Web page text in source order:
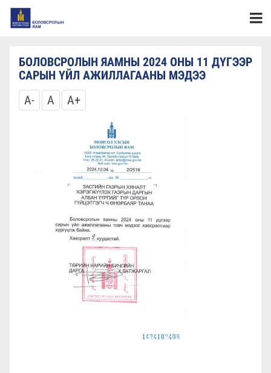
БОЛОВСРОЛЫН ЯАМНЫ 2024 ОНЫ 11 ДҮГЭЭР
САРЫН ҮЙЛ АЖИЛЛАГААНЫ МЭДЭЭ
A-
A A+